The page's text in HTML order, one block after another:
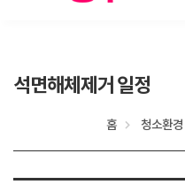
석면해체제거 일정
홈 청소환경